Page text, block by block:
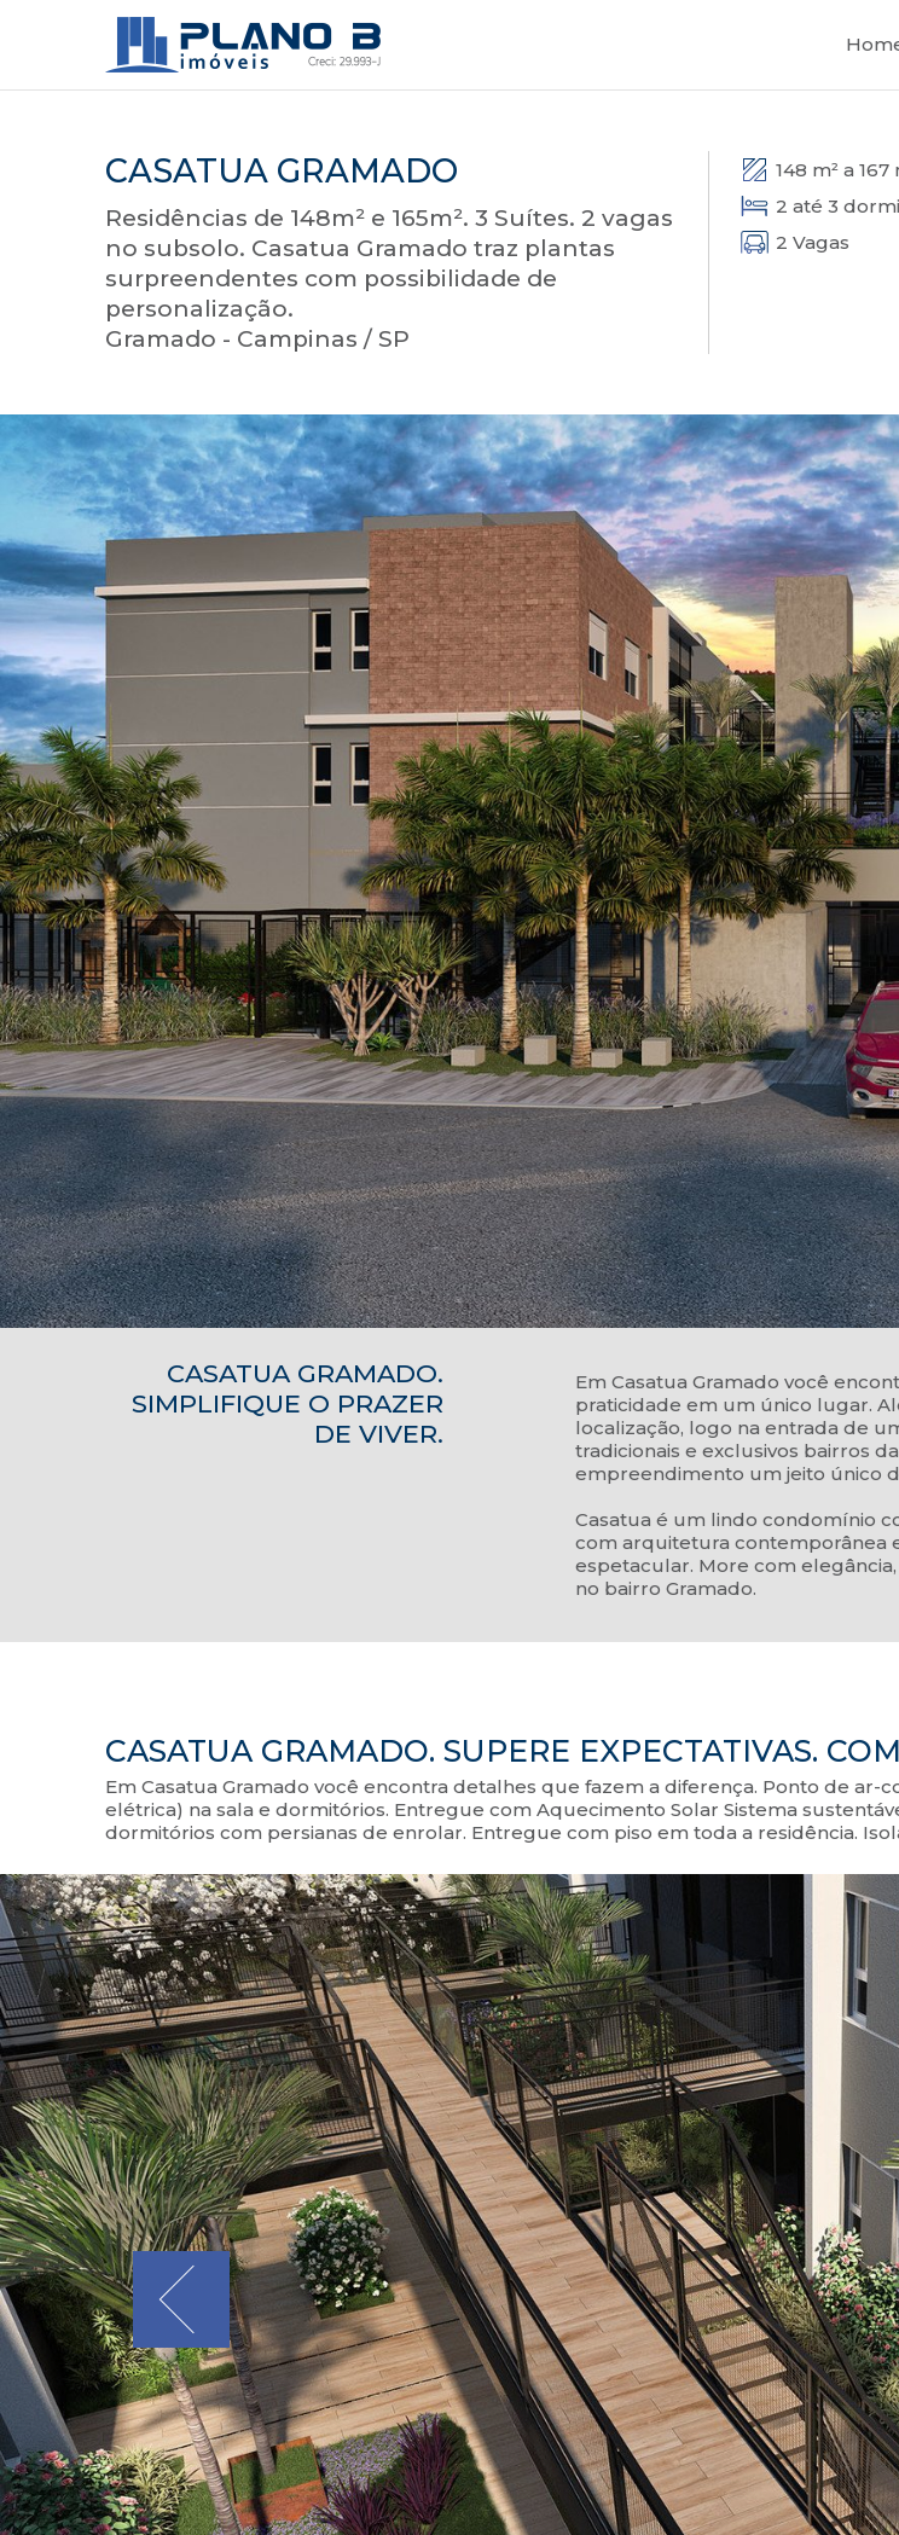
CASATUA GRAMADO
Residências de 148m² e 165m². 3 Suítes. 2 vagas
no subsolo. Casatua Gramado traz plantas
surpreendentes com possibilidade de
personalização.
Gramado - Campinas / SP
148 m² a 167
2 até 3
2 Vagas
CASATUA GRAMADO.
SIMPLIFIQUE O PRAZER
DE VIVER.
Em Casatua Gramado você
praticidade em um único lugar.
localização, logo na entrada de
tradicionais e exclusivos bairros
empreendimento um jeito único
Casatua é um lindo condomínio
com arquitetura contemporânea
espetacular. More com
no bairro Gramado.
CASATUA GRAMADO. SUPERE EXPECTATIVAS.
Em Casatua Gramado você encontra detalhes que fazem a diferença. Ponto de
elétrica) na sala e dormitórios. Entregue com Aquecimento Solar Sistema
dormitórios com persianas de enrolar. Entregue com piso em toda a residência.